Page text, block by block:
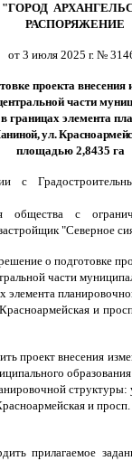
"ГОРОД
РАСПОРЯЖЕНИЕ
от 3 июля 2025 г. №
проекта внесения
части
в границах элемента
ул.
площадью 2,8435 га
с
с
"Северное
о подготовке
части
элемента
и
проект внесения
структуры:
и